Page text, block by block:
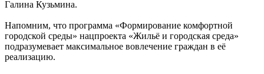
Галина Кузьмина.
Напомним, что программа «Формирование комфортной
городской среды» нацпроекта «Жильё и городская среда»
подразумевает максимальное вовлечение граждан в её
реализацию.